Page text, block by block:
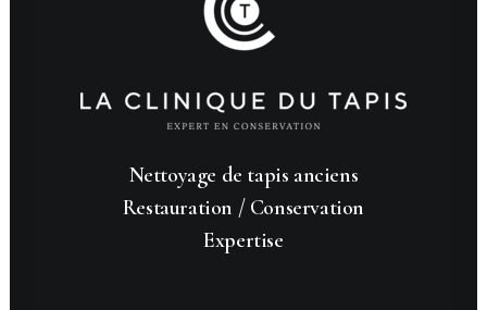
Nettoyage de tapis anciens
Restauration / Conservation
Expertise